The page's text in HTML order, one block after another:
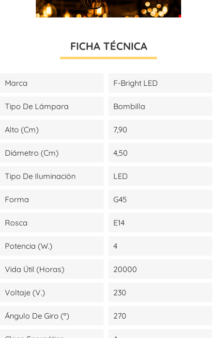
FICHA TÉCNICA
Marca F-Bright LED
Tipo De Lámpara Bombilla
Alto (cm) 7,90
Diámetro (cm) 4,50
Tipo De Iluminación LED
Forma G45
Rosca E14
Potencia (W.) 4
Vida Útil (Horas) 20000
Voltaje (V.) 230
Ángulo De Giro (º) 270